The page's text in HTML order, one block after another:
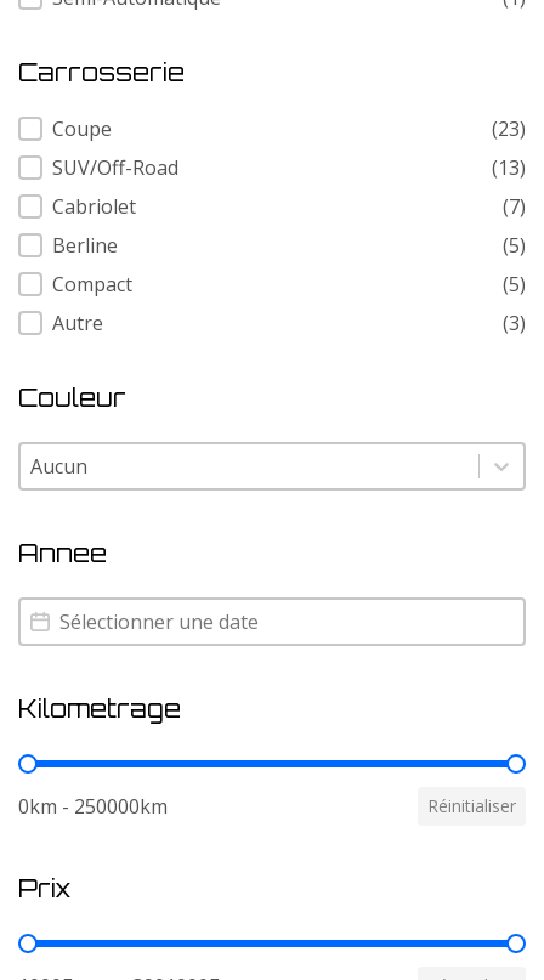
Carrosserie
Carrosserie
Coupe
(23)
SUV/Off-Road
(13)
Cabriolet
(7)
Berline
(5)
Compact
(5)
Autre
(3)
Couleur
Couleur
Couleur
Annee
Annee
Annee
Kilometrage
Kilometrage
0km - 250000km Réinitialiser
Prix
Prix